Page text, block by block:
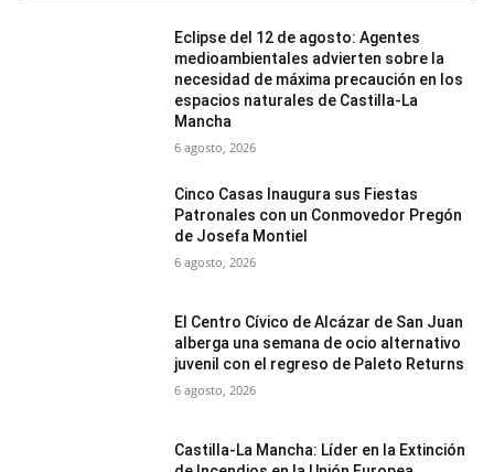
Eclipse del 12 de agosto: Agentes
medioambientales advierten sobre la
necesidad de máxima precaución en los
espacios naturales de Castilla-La
Mancha
6 agosto, 2026
Cinco Casas Inaugura sus Fiestas
Patronales con un Conmovedor Pregón
de Josefa Montiel
6 agosto, 2026
El Centro Cívico de Alcázar de San Juan
alberga una semana de ocio alternativo
juvenil con el regreso de Paleto Returns
6 agosto, 2026
Castilla-La Mancha: Líder en la Extinción